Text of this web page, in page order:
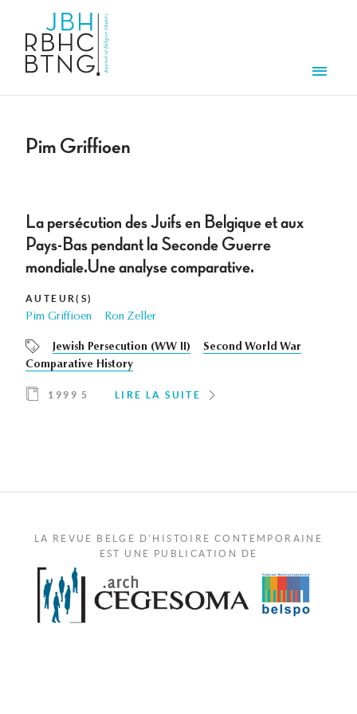
Pim Griffioen
La persécution des Juifs en Belgique et aux
Pays-Bas pendant la Seconde Guerre
mondiale.Une analyse comparative.
AUTEUR(S)
Pim Griffioen Ron Zeller
Jewish Persecution (WW II)
Second World War
Comparative History
1999 5 LIRE LA SUITE
LA REVUE BELGE D'HISTOIRE CONTEMPORAINE
EST UNE PUBLICATION DE